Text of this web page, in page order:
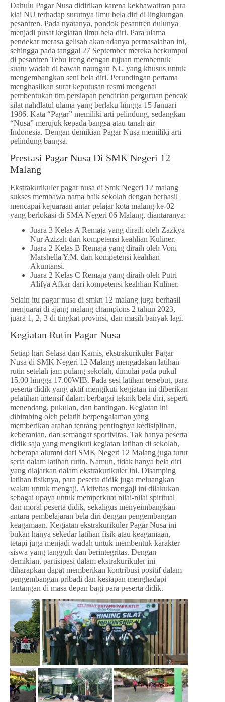
Dahulu Pagar Nusa didirikan karena kekhawatiran para
kiai NU terhadap surutnya ilmu bela diri di lingkungan
pesantren. Pada nyatanya, pondok pesantren dulunya
menjadi pusat kegiatan ilmu bela diri. Para ulama
pendekar merasa gelisah akan adanya permasalahan ini,
sehingga pada tanggal 27 September mereka berkumpul
di pesantren Tebu Ireng dengan tujuan membentuk
suatu wadah di bawah naungan NU yang khusus untuk
mengembangkan seni bela diri. Perundingan pertama
menghasilkan surat keputusan resmi mengenai
pembentukan tim persiapan pendirian perguruan pencak
silat nahdlatul ulama yang berlaku hingga 15 Januari
1986. Kata “Pagar” memiliki arti pelindung, sedangkan
“Nusa” merujuk kepada bangsa atau tanah air
Indonesia. Dengan demikian Pagar Nusa memiliki arti
pelindung bangsa.
Prestasi Pagar Nusa Di SMK Negeri 12
Malang
Ekstrakurikuler pagar nusa di Smk Negeri 12 malang
sukses membawa nama baik sekolah dengan berhasil
mencapai kejuaraan antar pelajar kota malang ke-02
yang berlokasi di SMA Negeri 06 Malang, diantaranya:
Juara 3 Kelas A Remaja yang diraih oleh Zazkya
Nur Azizah dari kompetensi keahlian Kuliner.
Juara 2 Kelas B Remaja yang diraih oleh Voni
Marshella Y.M. dari kompetensi keahlian
Akuntansi.
Juara 2 Kelas C Remaja yang diraih oleh Putri
Alifya Afkar dari kompetensi keahlian Kuliner.
Selain itu pagar nusa di smkn 12 malang juga berhasil
menjuarai di ajang malang champions 2 tahun 2023,
juara 1, 2, 3 di tingkat provinsi, dan masih banyak lagi.
Kegiatan Rutin Pagar Nusa
Setiap hari Selasa dan Kamis, ekstrakurikuler Pagar
Nusa di SMK Negeri 12 Malang mengadakan latihan
rutin setelah jam pulang sekolah, dimulai pada pukul
15.00 hingga 17.00WIB. Pada sesi latihan tersebut, para
peserta didik yang aktif mengikuti kegiatan ini diberikan
pelatihan intensif dalam berbagai teknik bela diri, seperti
menendang, pukulan, dan bantingan. Kegiatan ini
dibimbing oleh pelatih berpengalaman yang
memberikan arahan tentang pentingnya kedisiplinan,
keberanian, dan semangat sportivitas. Tak hanya peserta
didik saja yang mengikuti kegiatan latihan di sekolah,
beberapa alumni dari SMK Negeri 12 Malang juga turut
serta dalam latihan rutin. Namun, tidak hanya bela diri
yang diajarkan dalam ekstrakurikuler ini. Disamping
latihan fisiknya, para peserta didik juga meluangkan
waktu untuk mengaji. Aktivitas mengaji ini dilakukan
sebagai upaya untuk memperkuat nilai-nilai spiritual
dan moral peserta didik, sekaligus menyeimbangkan
antara pembelajaran bela diri dengan pengembangan
keagamaan. Kegiatan ekstrakurikuler Pagar Nusa ini
bukan hanya sekedar latihan fisik atau keagamaan,
tetapi juga menjadi wadah untuk membentuk karakter
siswa yang tangguh dan berintegritas. Dengan
demikian, partisipasi dalam ekstrakurikuler ini
diharapkan dapat memberikan kontribusi positif dalam
pengembangan pribadi dan kesiapan menghadapi
tantangan di masa depan bagi para peserta didik.